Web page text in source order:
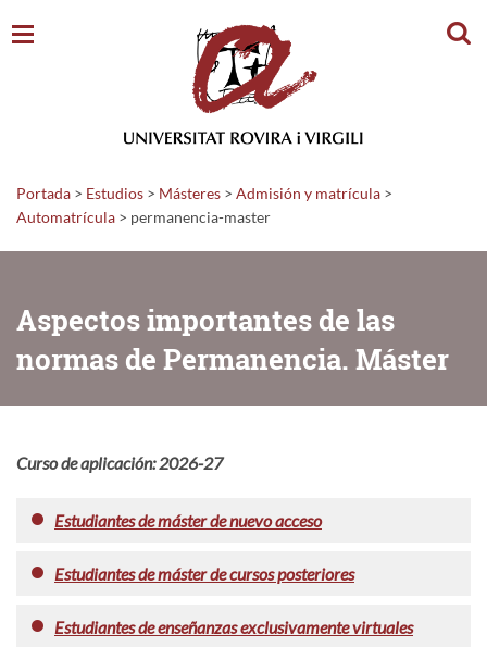
Portada > Estudios > Másteres > Admisión y matrícula >
Automatrícula > permanencia-master
Aspectos importantes de las
normas de Permanencia. Máster
Curso de aplicación: 2026-27
Estudiantes de máster de nuevo acceso
Estudiantes de máster de cursos posteriores
Estudiantes de enseñanzas exclusivamente virtuales